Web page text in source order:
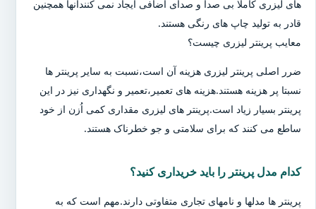
های لیزری کاملا بی صدا و صدای اضافی ایجاد نمی کنندآنها همچنین
قادر به تولید چاپ های رنگی هستند.
معایب پرینتر لیزری چیست؟
ضرر اصلی پرینتر لیزری هزینه آن است،نسبت به سایر پرینتر ها
نسبتا پر هزینه هستند.هزینه های تعمیر،تعمیر و نگهداری نیز در این
پرینتر بسیار زیاد است.پرینتر های لیزری مقداری کمی اُزن از خود
ساطع می کنند که برای سلامتی و جو خطرناک هستند.
کدام مدل پرینتر را باید خریداری کنید؟
پرینتر ها مدلها و نامهای تجاری متفاوتی دارند.مهم است که به